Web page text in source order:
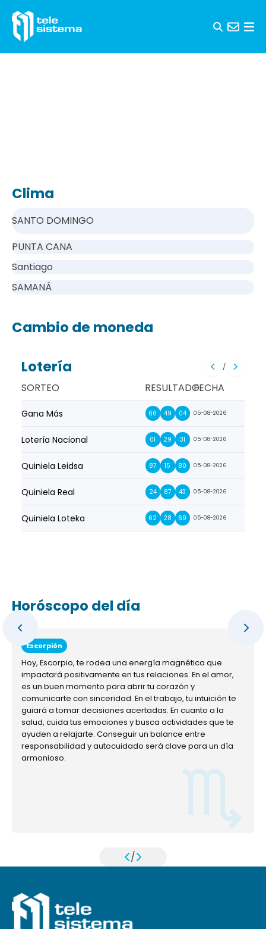
Clima
SANTO DOMINGO
PUNTA CANA
Santiago
SAMANÁ
Cambio de moneda
Lotería /
SORTEO RESULTADOFECHA
Gana Más 66 49 04 05-08-2026
Lotería Nacional 01 29 31 05-08-2026
Quiniela Leidsa 87 15 80 05-08-2026
Quiniela Real 24 87 43 05-08-2026
Quiniela Loteka 62 28 69 05-08-2026
Horóscopo del día
Escorpión
Hoy, Escorpio, te rodea una energía magnética que
impactará positivamente en tus relaciones. En el amor,
es un buen momento para abrir tu corazón y
comunicarte con sinceridad. En el trabajo, tu intuición te
guiará a tomar decisiones acertadas. En cuanto a la
salud, cuida tus emociones y busca actividades que te
ayuden a relajarte. Conseguir un balance entre
responsabilidad y autocuidado será clave para un día
armonioso.
/